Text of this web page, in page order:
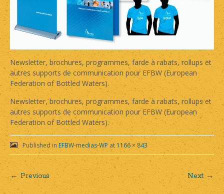
Newsletter, brochures, programmes, farde à rabats, rollups et
autres supports de communication pour EFBW (European
Federation of Bottled Waters).
Newsletter, brochures, programmes, farde à rabats, rollups et
autres supports de communication pour EFBW (European
Federation of Bottled Waters).
Published inEFBW-medias-WP at 1166 × 843
Post
← Previous Next →